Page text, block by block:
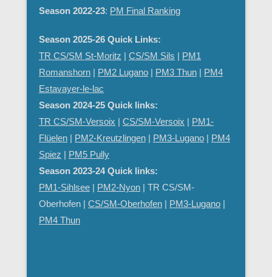
Season 2022-23: PM Final Ranking
Season 2025-26 Quick Links:
TR CS/SM St-Moritz | CS/SM Sils | PM1
Romanshorn | PM2 Lugano | PM3 Thun | PM4
Estavayer-le-lac
Season 2024-25 Quick links:
TR CS/SM-Versoix | CS/SM-Versoix | PM1-
Flüelen | PM2-Kreutzlingen | PM3-Lugano | PM4
Spiez | PM5 Pully
Season 2023-24 Quick links:
PM1-Sihlsee | PM2-Nyon | TR CS/SM-
Oberhofen | CS/SM-Oberhofen | PM3-Lugano |
PM4 Thun